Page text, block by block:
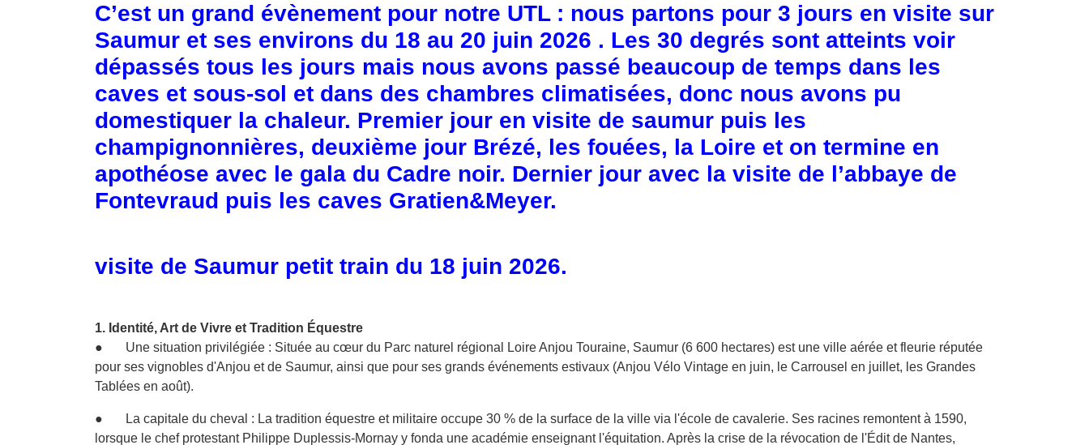
C’est un grand évènement pour notre UTL : nous partons pour 3 jours en visite sur
Saumur et ses environs du 18 au 20 juin 2026 . Les 30 degrés sont atteints voir
dépassés tous les jours mais nous avons passé beaucoup de temps dans les
caves et sous-sol et dans des chambres climatisées, donc nous avons pu
domestiquer la chaleur. Premier jour en visite de saumur puis les
champignonnières, deuxième jour Brézé, les fouées, la Loire et on termine en
apothéose avec le gala du Cadre noir. Dernier jour avec la visite de l’abbaye de
Fontevraud puis les caves Gratien&Meyer.
visite de Saumur petit train du 18 juin 2026.
1. Identité, Art de Vivre et Tradition Équestre
● Une situation privilégiée : Située au cœur du Parc naturel régional Loire Anjou Touraine, Saumur (6 600 hectares) est une ville aérée et fleurie réputée
pour ses vignobles d'Anjou et de Saumur, ainsi que pour ses grands événements estivaux (Anjou Vélo Vintage en juin, le Carrousel en juillet, les Grandes
Tablées en août).
● La capitale du cheval : La tradition équestre et militaire occupe 30 % de la surface de la ville via l'école de cavalerie. Ses racines remontent à 1590,
lorsque le chef protestant Philippe Duplessis-Mornay y fonda une académie enseignant l'équitation. Après la crise de la révocation de l'Édit de Nantes,